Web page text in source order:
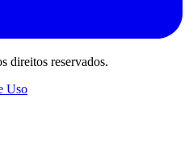
direitos reservados.
Uso